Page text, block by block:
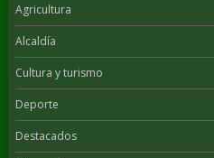
Agricultura
Alcaldía
Cultura y turismo
Deporte
Destacados